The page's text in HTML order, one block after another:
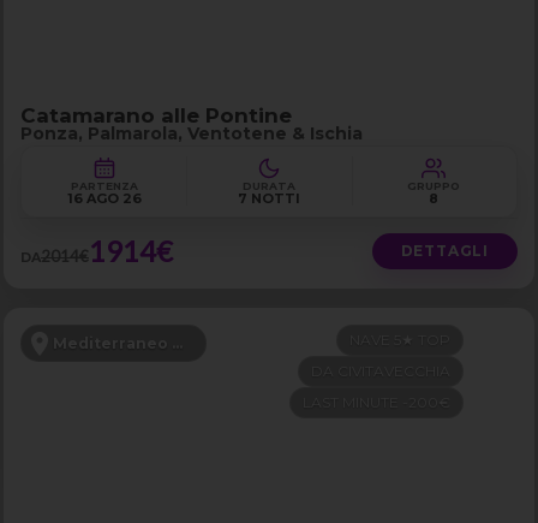
Catamarano alle Pontine
Ponza, Palmarola, Ventotene & Ischia
PARTENZA
16 AGO 26
DURATA
7 NOTTI
GRUPPO
8
DA2014€1914€ DETTAGLI
Mediterraneo Occidentale